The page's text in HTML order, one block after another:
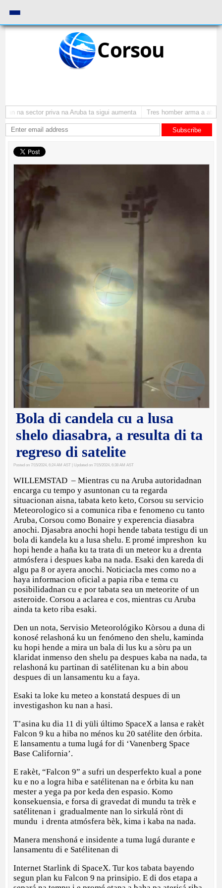
Corsou
na sector priva na Aruba ta sigui aumenta Tres homber arma a atraca
Subscribe
Bola di candela cu a lusa
shelo diasabra, a resulta di ta
regreso di satelite
Posted on 7/15/2024, 6:24 AM AST | Updated on 7/15/2024, 6:38 AM AST
WILLEMSTAD – Mientras cu na Aruba autoridadnan
encarga cu tempo y asuntonan cu ta regarda
situacionan aisna, tabata keto keto, Corsou su servicio
Meteorologico si a comunica riba e fenomeno cu tanto
Aruba, Corsou como Bonaire y experencia diasabra
anochi. Djasabra anochi hopi hende tabata testigu di un
bola di kandela ku a lusa shelu. E promé impreshon ku
hopi hende a haña ku ta trata di un meteor ku a drenta
atmósfera i despues kaba na nada. Esaki den kareda di
algu pa 8 or ayera anochi. Noticiacla mes como no a
haya informacion oficial a papia riba e tema cu
posibilidadnan cu e por tabata sea un meteorite of un
asteroide. Corsou a aclarea e cos, mientras cu Aruba
ainda ta keto riba esaki.
Den un nota, Servisio Meteorológiko Kòrsou a duna di
konosé relashoná ku un fenómeno den shelu, kaminda
ku hopi hende a mira un bala di lus ku a sòru pa un
klaridat inmenso den shelu pa despues kaba na nada, ta
relashoná ku partinan di satélitenan ku a bin abou
despues di un lansamentu ku a faya.
Esaki ta loke ku meteo a konstatá despues di un
investigashon ku nan a hasi.
T’asina ku dia 11 di yüli último SpaceX a lansa e rakèt
Falcon 9 ku a hiba no ménos ku 20 satélite den órbita.
E lansamentu a tuma lugá for di ‘Vanenberg Space
Base California’.
E rakèt, “Falcon 9” a sufri un desperfekto kual a pone
ku e no a logra hiba e satélitenan na e órbita ku nan
mester a yega pa por keda den espasio. Komo
konsekuensia, e forsa di gravedat di mundu ta trèk e
satélitenan i gradualmente nan lo sirkulá rònt di
mundu i drenta atmósfera bèk, kima i kaba na nada.
Manera menshoná e insidente a tuma lugá durante e
lansamentu di e Satélitenan di
Internet Starlink di SpaceX. Tur kos tabata bayendo
segun plan ku Falcon 9 na prinsipio. E di dos etapa a